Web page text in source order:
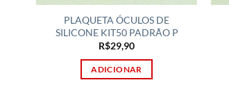
PLAQUETA ÓCULOS DE
SILICONE KIT50 PADRÃO P
R$29,90
ADICIONAR